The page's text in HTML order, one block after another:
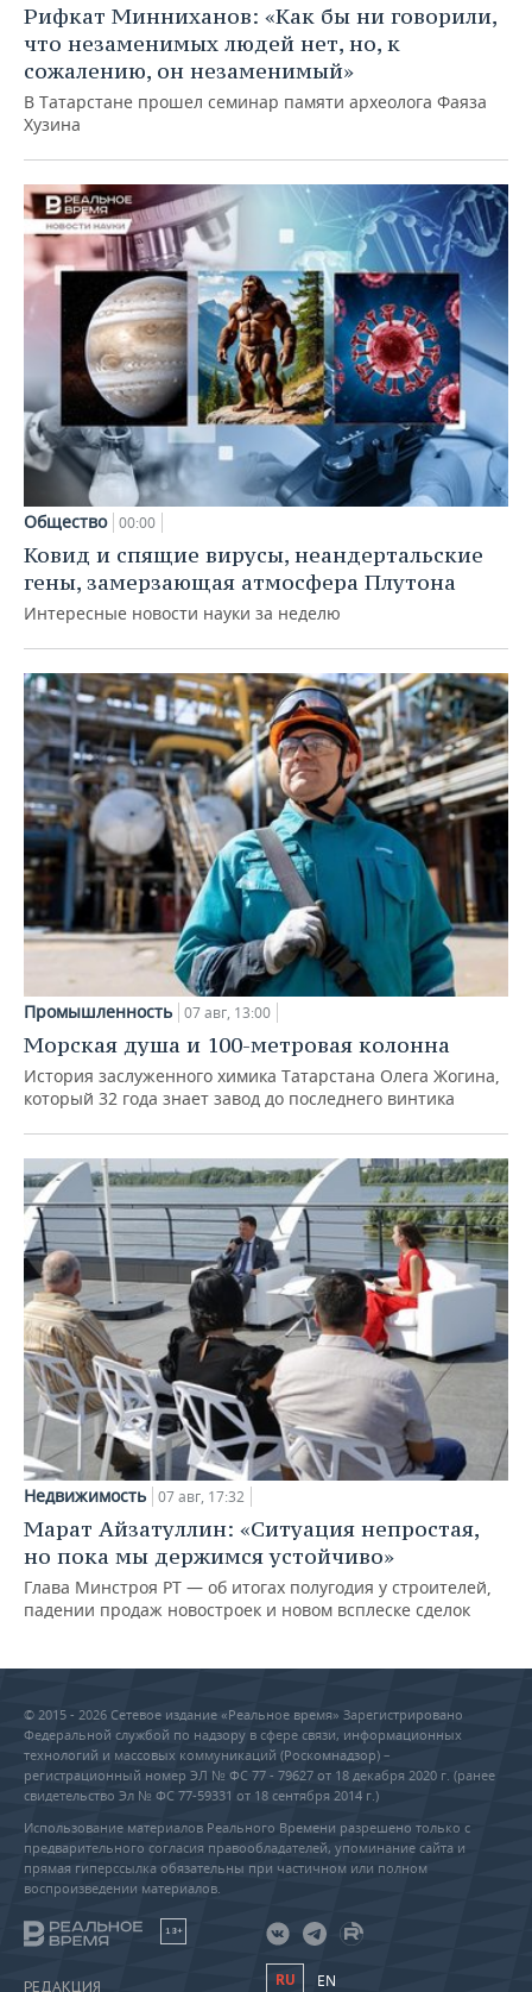
Рифкат Минниханов: «Как бы ни говорили,
что незаменимых людей нет, но, к
сожалению, он незаменимый»
В Татарстане прошел семинар памяти археолога Фаяза
Хузина
Общество 00:00
Ковид и спящие вирусы, неандертальские
гены, замерзающая атмосфера Плутона
Интересные новости науки за неделю
Промышленность 07 авг, 13:00
Морская душа и 100-метровая колонна
История заслуженного химика Татарстана Олега Жогина,
который 32 года знает завод до последнего винтика
Недвижимость 07 авг, 17:32
Марат Айзатуллин: «Ситуация непростая,
но пока мы держимся устойчиво»
Глава Минстроя РТ — об итогах полугодия у строителей,
падении продаж новостроек и новом всплеске сделок
© 2015 - 2026 Сетевое издание «Реальное время» Зарегистрировано
Федеральной службой по надзору в сфере связи, информационных
технологий и массовых коммуникаций (Роскомнадзор) –
регистрационный номер ЭЛ № ФС 77 - 79627 от 18 декабря 2020 г. (ранее
свидетельство Эл № ФС 77-59331 от 18 сентября 2014 г.)
Использование материалов Реального Времени разрешено только с
предварительного согласия правообладателей, упоминание сайта и
прямая гиперссылка обязательны при частичном или полном
воспроизведении материалов.
18+
РЕДАКЦИЯ RU EN